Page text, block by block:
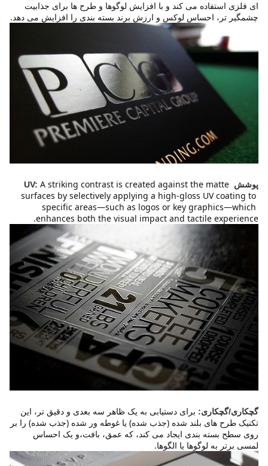
چشمگیر تر، احساس لوکس و ارزش برند بسته بندی را افزایش می دهد.
پوشش UV: A striking contrast is created against the matte
surfaces by selectively applying a high-gloss UV coating to
specific areas—such as logos or key graphics—which
enhances both the visual impact and tactile experience.
گچکاری/گچکاری:
لمسی برتر به لوگوها یا الگوها.